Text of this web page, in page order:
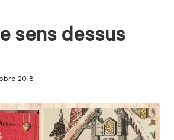
sens dessus
2018